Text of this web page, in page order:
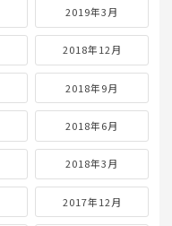
2019年3月
2018年12月
2018年9月
2018年6月
2018年3月
2017年12月